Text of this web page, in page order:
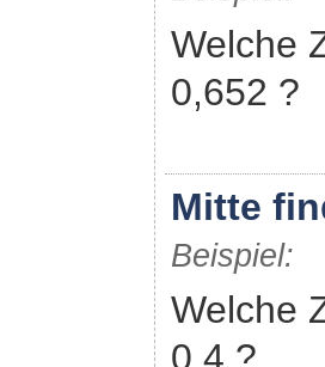
Welche
0,652 ?
Mitte
Beispiel:
Welche
0,4 ?